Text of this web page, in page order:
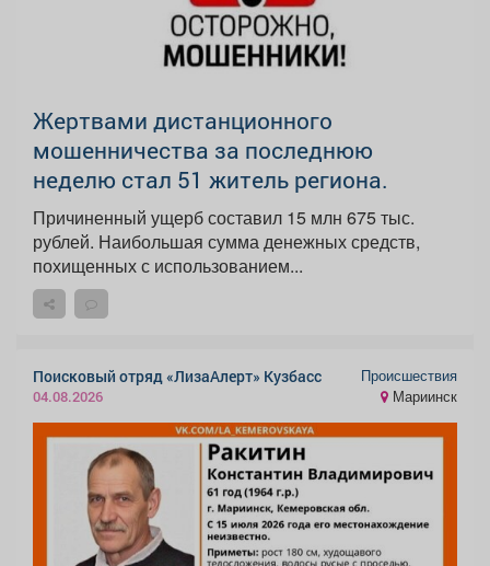
️Жертвами дистанционного
мошенничества за последнюю
неделю стал 51 житель региона.
Причиненный ущерб составил 15 млн 675 тыс.
рублей. Наибольшая сумма денежных средств,
похищенных с использованием...
Поисковый отряд «ЛизаАлерт» Кузбасс
04.08.2026
Происшествия
Мариинск